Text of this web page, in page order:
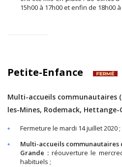
15h00 à 17h00 et enfin de 18h00 à
Petite-Enfance
Multi-accueils communautaires
les-Mines, Rodemack, Hettange-
Fermeture le mardi 14 juillet 2020 ;
Multi-accueils
Grande :réouverture le
habituels ;